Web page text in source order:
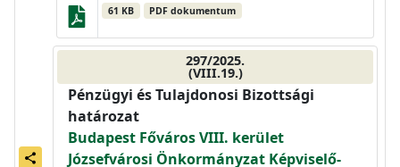
share
61 KB PDF dokumentum
297/2025.
(VIII.19.)
Pénzügyi és Tulajdonosi Bizottsági
határozat
Budapest Főváros VIII. kerület
Józsefvárosi Önkormányzat Képviselő-